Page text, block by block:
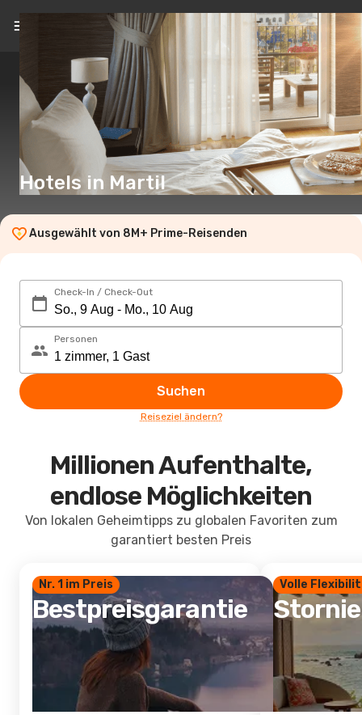
DE(€)
Hotels in Martil
Ausgewählt von 8M+ Prime-Reisenden
Check-In / Check-Out
Personen
Suchen
Reiseziel ändern?
Millionen Aufenthalte,
endlose Möglichkeiten
Von lokalen Geheimtipps zu globalen Favoriten zum
garantiert besten Preis
Nr. 1 im Preis
Bestpreisgarantie
Volle